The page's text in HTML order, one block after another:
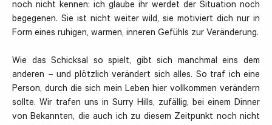
noch nicht kennen: ich glaube ihr werdet der Situation noch
begegenen. Sie ist nicht weiter wild, sie motiviert dich nur in
Form eines ruhigen, warmen, inneren Gefühls zur Veränderung.
Wie das Schicksal so spielt, gibt sich manchmal eins dem
anderen – und plötzlich verändert sich alles. So traf ich eine
Person, durch die sich mein Leben hier vollkommen verändern
sollte. Wir trafen uns in Surry Hills, zufällig, bei einem Dinner
von Bekannten, die auch ich zu diesem Zeitpunkt noch nicht